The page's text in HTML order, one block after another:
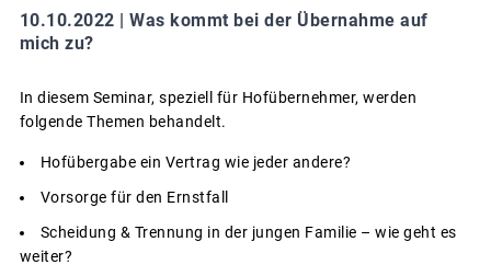
10.10.2022 | Was kommt bei der Übernahme auf
mich zu?
In diesem Seminar, speziell für Hofübernehmer, werden
folgende Themen behandelt.
Hofübergabe ein Vertrag wie jeder andere?
Vorsorge für den Ernstfall
Scheidung & Trennung in der jungen Familie – wie geht es
weiter?